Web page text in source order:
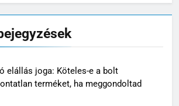
elállás joga: Köteles-e a bolt
terméket, ha meggondoltad